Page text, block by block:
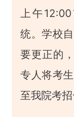
上午
统。学校
要更正的
专人将考
至我院考招